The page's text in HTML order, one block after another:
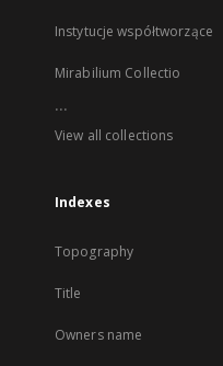
Instytucje współtworzące
Mirabilium Collectio
...
View all collections
Indexes
Topography
Title
Owners name